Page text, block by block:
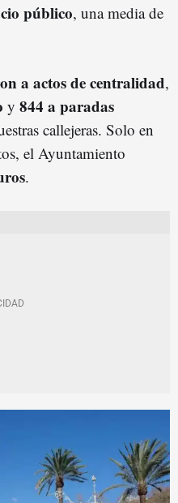
público, una media de
a actos de centralidad,
y 844 a paradas
callejeras. Solo en
el Ayuntamiento
.